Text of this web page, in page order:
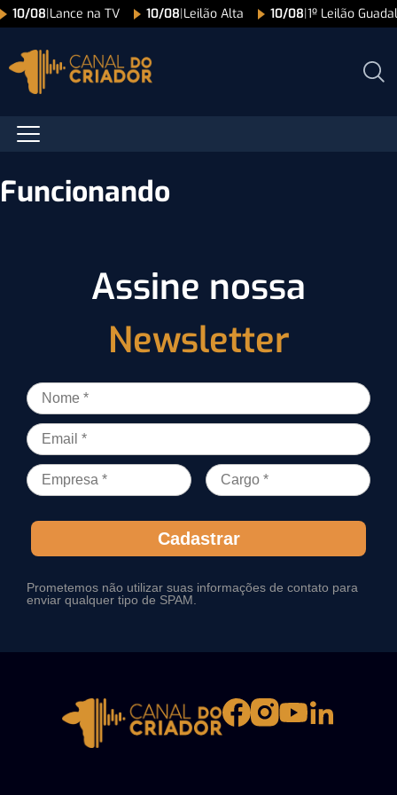
10/08|Lance na TV 10/08|Leilão Alta 10/08|1º Leilão
Funcionando
Assine nossa
Newsletter
Cadastrar
Prometemos não utilizar suas informações de contato para
enviar qualquer tipo de SPAM.